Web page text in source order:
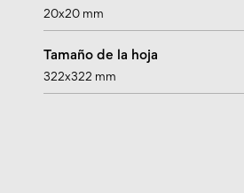
20x20 mm
Tamaño de la hoja
322x322 mm